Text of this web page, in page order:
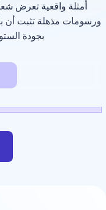
تعرض شعارات ومقاطع
تثبت أن بإمكان الجميع
بجودة الستوديو بسرعة